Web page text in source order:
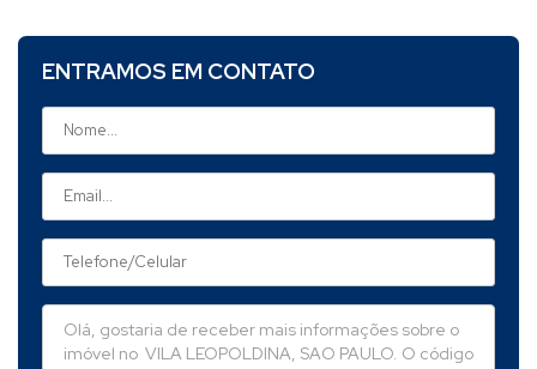
ENTRAMOS EM CONTATO